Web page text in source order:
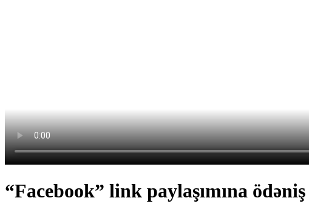
“Facebook” link paylaşımına